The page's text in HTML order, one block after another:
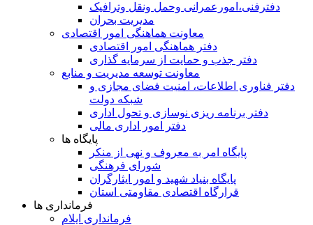
دفترفنی،امورعمرانی وحمل ونقل وترافيک
مدیریت بحران
معاونت هماهنگی امور اقتصادی
دفتر هماهنگی امور اقتصادی
دفتر جذب و حمایت از سرمایه گذاری
معاونت توسعه مدیریت و منابع
دفتر فناوری اطلاعات، امنیت فضای مجازی و
شبکه دولت
دفتر برنامه ریزی نوسازی و تحول اداری
دفتر امور اداری مالی
پایگاه ها
پایگاه امر به معروف و نهی از منکر
شورای فرهنگی
پایگاه بنیاد شهید و امور ایثارگران
قرارگاه اقتصادی مقاومتی استان
فرمانداری ها
فرمانداری ایلام